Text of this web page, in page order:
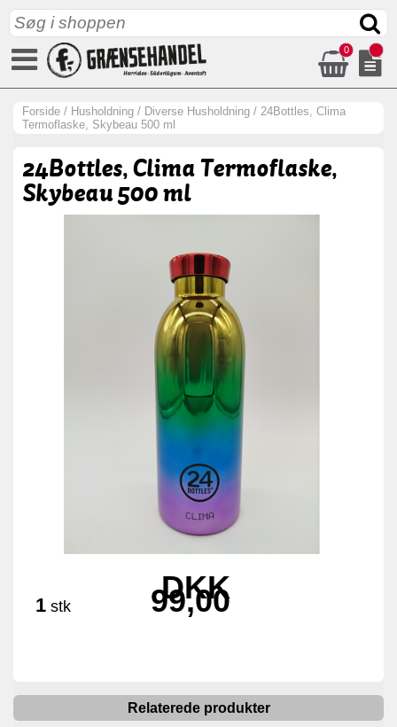
0
Forside / Husholdning / Diverse Husholdning / 24Bottles, Clima
Termoflaske, Skybeau 500 ml
24Bottles, Clima Termoflaske,
Skybeau 500 ml
1 stk
DKK
99,00
Relaterede produkter